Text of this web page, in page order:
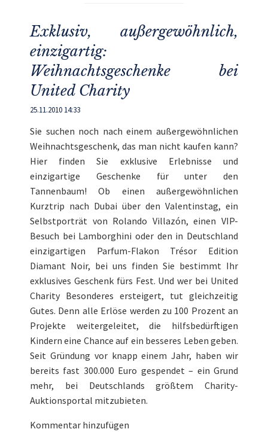
Exklusiv, außergewöhnlich,
einzigartig:
Weihnachtsgeschenke bei
United Charity
25.11.2010 14:33
Sie suchen noch nach einem außergewöhnlichen
Weihnachtsgeschenk, das man nicht kaufen kann?
Hier finden Sie exklusive Erlebnisse und
einzigartige Geschenke für unter den
Tannenbaum! Ob einen außergewöhnlichen
Kurztrip nach Dubai über den Valentinstag, ein
Selbstporträt von Rolando Villazón, einen VIP-
Besuch bei Lamborghini oder den in Deutschland
einzigartigen Parfum-Flakon Trésor Edition
Diamant Noir, bei uns finden Sie bestimmt Ihr
exklusives Geschenk fürs Fest. Und wer bei United
Charity Besonderes ersteigert, tut gleichzeitig
Gutes. Denn alle Erlöse werden zu 100 Prozent an
Projekte weitergeleitet, die hilfsbedürftigen
Kindern eine Chance auf ein besseres Leben geben.
Seit Gründung vor knapp einem Jahr, haben wir
bereits fast 300.000 Euro gespendet – ein Grund
mehr, bei Deutschlands größtem Charity-
Auktionsportal mitzubieten.
Kommentar hinzufügen